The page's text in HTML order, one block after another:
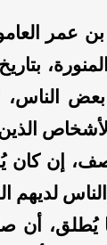
عمر
الناس،
إن كان
لديهم
يُطلق،